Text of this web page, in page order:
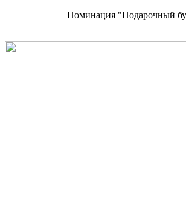
Номинация "Подарочный